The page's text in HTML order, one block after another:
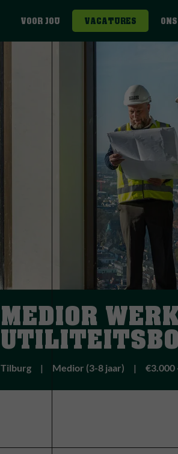
VOOR JOU VACATURES
MEDIOR
Tilburg Medior (3-8 jaar) €3.000